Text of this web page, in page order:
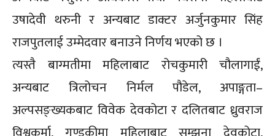
उषादेवी थरुनी र अन्यबाट डाक्टर अर्जुनकुमार सिंह
राजपुतलाई उम्मेदवार बनाउने निर्णय भएको छ ।
त्यस्तै बाग्मतीमा महिलाबाट रोचकुमारी चौलागाईं,
अन्यबाट त्रिलोचन निर्मल पौडेल, अपाङ्गता–
अल्पसङ्ख्यकबाट विवेक देवकोटा र दलितबाट ध्रुवराज